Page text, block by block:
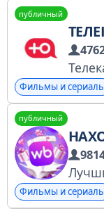
публичный
Фильмы и
публичный
Фильмы и